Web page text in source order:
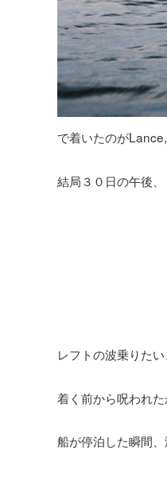
で着いたのが
結局３０日の午後
レフトの波乗りた
着く前から呪われ
船が停泊した瞬間